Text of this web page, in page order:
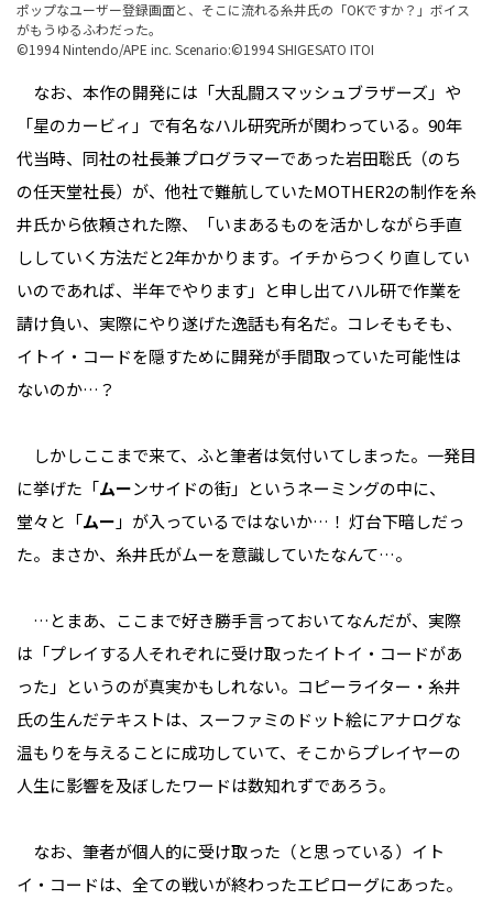
ポップなユーザー登録画面と、そこに流れる糸井氏の「OKですか？」ボイス
がもうゆるふわだった。
©1994 Nintendo/APE inc. Scenario:©1994 SHIGESATO ITOI
なお、本作の開発には「大乱闘スマッシュブラザーズ」や
「星のカービィ」で有名なハル研究所が関わっている。90年
代当時、同社の社長兼プログラマーであった岩田聡氏（のち
の任天堂社長）が、他社で難航していたMOTHER2の制作を糸
井氏から依頼された際、「いまあるものを活かしながら手直
ししていく方法だと2年かかります。イチからつくり直してい
いのであれば、半年でやります」と申し出てハル研で作業を
請け負い、実際にやり遂げた逸話も有名だ。コレそもそも、
イトイ・コードを隠すために開発が手間取っていた可能性は
ないのか…？
しかしここまで来て、ふと筆者は気付いてしまった。一発目
に挙げた「ムーンサイドの街」というネーミングの中に、
堂々と「ムー 」が入っているではないか…！ 灯台下暗しだっ
た。まさか、糸井氏がムーを意識していたなんて…。
…とまあ、ここまで好き勝手言っておいてなんだが、実際
は「プレイする人それぞれに受け取ったイトイ・コードがあ
った」というのが真実かもしれない。コピーライター・糸井
氏の生んだテキストは、スーファミのドット絵にアナログな
温もりを与えることに成功していて、そこからプレイヤーの
人生に影響を及ぼしたワードは数知れずであろう。
なお、筆者が個人的に受け取った（と思っている）イト
イ・コードは、全ての戦いが終わったエピローグにあった。